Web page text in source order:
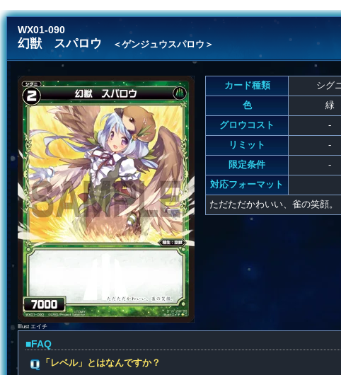
WX01-090
幻獣 スパロウ ＜ゲンジュウスパロウ＞
Illust エイチ
カード種類 シグ
色
緑
グロウコスト
-
リミット
-
限定条件
-
対応フォーマット
ただただかわいい、雀の笑顔。
■FAQ
「レベル」とはなんですか？